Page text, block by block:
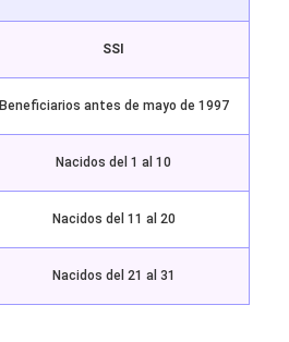
SSI
Beneficiarios antes de mayo de 1997
Nacidos del 1 al 10
Nacidos del 11 al 20
Nacidos del 21 al 31